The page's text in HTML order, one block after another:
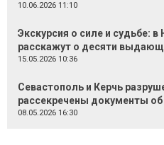
10.06.2026 11:10
Экскурсия о силе и судьбе:
расскажут о десяти
15.05.2026 10:36
Севастополь и Керчь
рассекречены документы
08.05.2026 16:30